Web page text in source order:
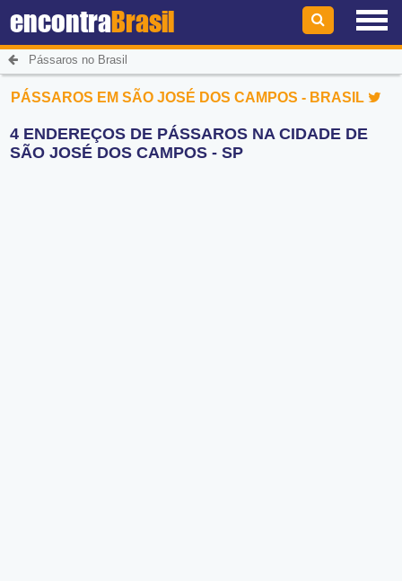
encontraBrasil
Pássaros no Brasil
PÁSSAROS EM SÃO JOSÉ DOS CAMPOS - BRASIL
4 ENDEREÇOS DE PÁSSAROS NA CIDADE DE
SÃO JOSÉ DOS CAMPOS - SP